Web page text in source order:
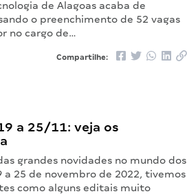
de Alagoas acaba de
o preenchimento de 52 vagas
no cargo de…
Compartilhe:
a 25/11: veja os
grandes novidades no mundo dos
a 25 de novembro de 2022, tivemos
como alguns editais muito